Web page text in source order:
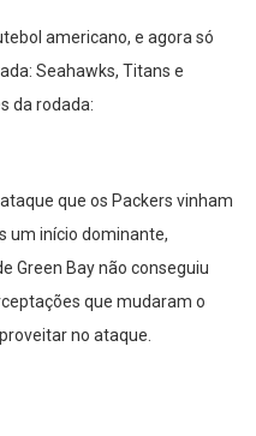
americano, e agora só
Seahawks, Titans e
da rodada:
que os Packers vinham
um início dominante,
Green Bay não conseguiu
que mudaram o
no ataque.